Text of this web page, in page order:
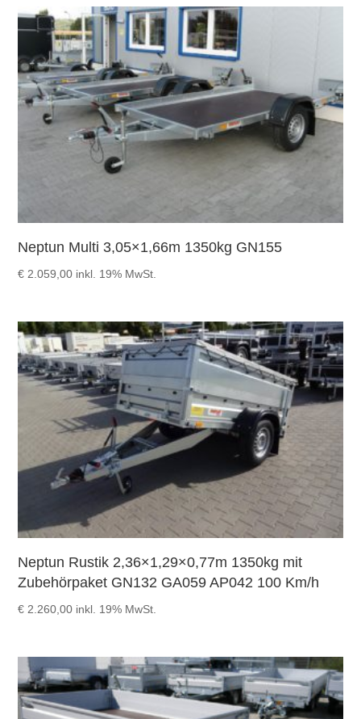
Neptun Multi 3,05×1,66m 1350kg GN155
€ 2.059,00 inkl. 19% MwSt.
Neptun Rustik 2,36×1,29×0,77m 1350kg mit
Zubehörpaket GN132 GA059 AP042 100 Km/h
€ 2.260,00 inkl. 19% MwSt.